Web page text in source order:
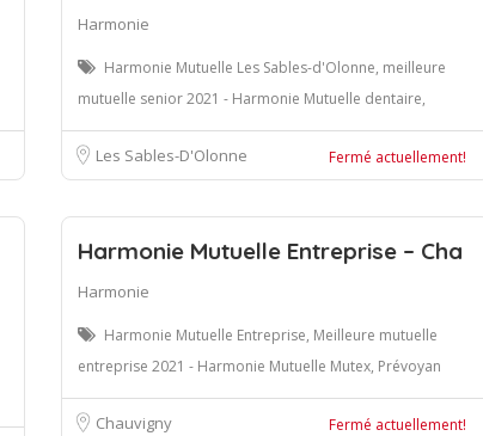
Harmonie
Harmonie Mutuelle Les Sables-d'Olonne, meilleure
mutuelle senior 2021 - Harmonie Mutuelle dentaire,
Les Sables-D'Olonne Fermé actuellement!
Harmonie Mutuelle Entreprise – Cha
Harmonie
Harmonie Mutuelle Entreprise, Meilleure mutuelle
entreprise 2021 - Harmonie Mutuelle Mutex, Prévoyan
Chauvigny Fermé actuellement!